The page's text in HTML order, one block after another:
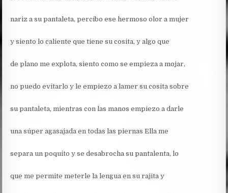
nariz a su pantaleta, percibo ese hermoso olor a mujer
y siento lo caliente que tiene su cosita, y algo que
de plano me explota, siento como se empieza a mojar,
no puedo evitarlo y le empiezo a lamer su cosita sobre
su pantaleta, mientras con las manos empiezo a darle
una súper agasajada en todas las piernas Ella me
separa un poquito y se desabrocha su pantalenta, lo
que me permite meterle la lengua en su rajita y